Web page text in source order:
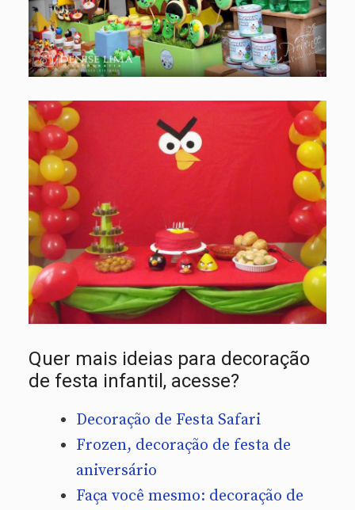
Quer mais ideias para decoração
de festa infantil, acesse?
Decoração de Festa Safari
Frozen, decoração de festa de
aniversário
Faça você mesmo: decoração de